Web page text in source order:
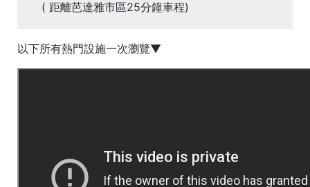
( 距離芭達雅市區25分鐘車程)
以下所有熱門設施一次瀏覽▼